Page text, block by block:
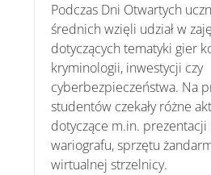
Podczas Dni Otwartych
średnich wzięli udział w
dotyczących tematyki gier
kryminologii, inwestycji czy
cyberbezpieczeństwa. Na
studentów czekały różne
dotyczące m.in.
wariografu, sprzętu
wirtualnej strzelnicy.